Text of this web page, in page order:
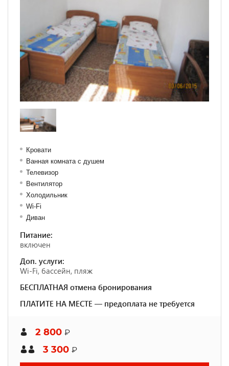
Кровати
Ванная комната с душем
Телевизор
Вентилятор
Холодильник
Wi-Fi
Диван
Питание:
включен
Доп. услуги:
Wi-Fi, бассейн, пляж
БЕСПЛАТНАЯ отмена бронирования
ПЛАТИТЕ НА МЕСТЕ — предоплата не требуется
2 800 ₽
3 300 ₽